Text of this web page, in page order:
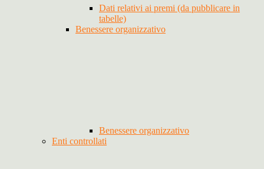
Dati relativi ai premi (da pubblicare in
tabelle)
Benessere organizzativo
Benessere organizzativo
Enti controllati